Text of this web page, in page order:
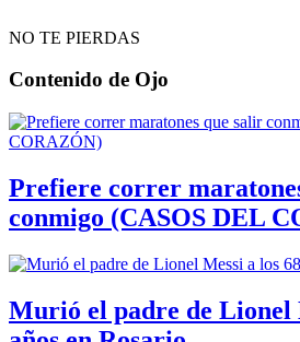
NO TE PIERDAS
Contenido de Ojo
Prefiere correr
conmigo (CASOS DEL
Murió el padre de Lionel